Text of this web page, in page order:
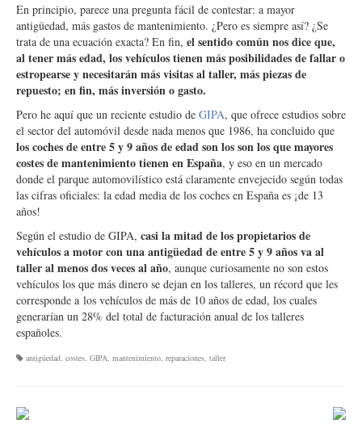
En principio, parece una pregunta fácil de contestar: a mayor
antigüedad, más gastos de mantenimiento. ¿Pero es siempre así? ¿Se
trata de una ecuación exacta? En fin, el sentido común nos dice que,
al tener más edad, los vehículos tienen más posibilidades de fallar o
estropearse y necesitarán más visitas al taller, más piezas de
repuesto; en fin, más inversión o gasto.
Pero he aquí que un reciente estudio de GIPA, que ofrece estudios sobre
el sector del automóvil desde nada menos que 1986, ha concluido que
los coches de entre 5 y 9 años de edad son los son los que mayores
costes de mantenimiento tienen en España, y eso en un mercado
donde el parque automovilístico está claramente envejecido según todas
las cifras oficiales: la edad media de los coches en España es ¡de 13
años!
Según el estudio de GIPA, casi la mitad de los propietarios de
vehículos a motor con una antigüedad de entre 5 y 9 años va al
taller al menos dos veces al año, aunque curiosamente no son estos
vehículos los que más dinero se dejan en los talleres, un récord que les
corresponde a los vehículos de más de 10 años de edad, los cuales
generarían un 28% del total de facturación anual de los talleres
españoles.
antigüedad, costes, GIPA, mantenimiento, reparaciones, taller